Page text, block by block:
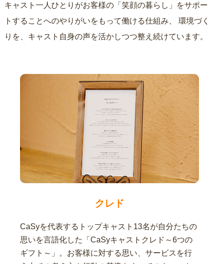
キャスト一人ひとりがお客様の「笑顔の暮らし」をサポー
トすることへのやりがいをもって働ける仕組み、
りを、キャスト自身の声を活かしつつ整え続けています。
クレド
CaSyを代表するトップキャスト13名が自分たちの
思いを言語化した「CaSyキャストクレド～6つの
ギフト～」。お客様に対する思い、サービスを行